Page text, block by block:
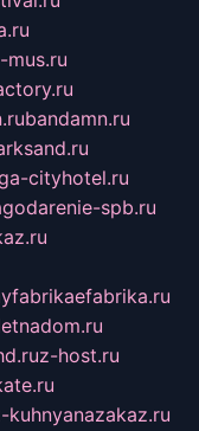
mus.ru
bandamn.ru
cityhotel.ru
spb.ru
z-host.ru
kuhnyanazakaz.ru